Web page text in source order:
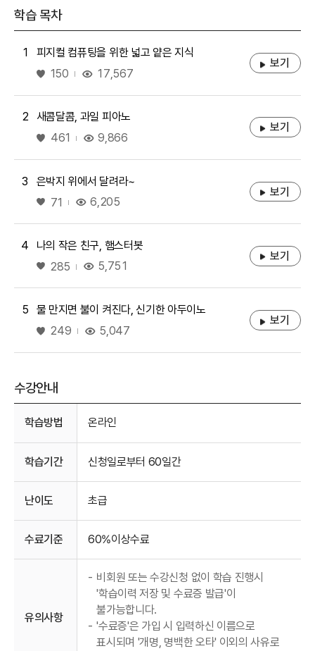
학습 목차
1
피지컬 컴퓨팅을 위한 넓고 얕은 지식
좋아요
150 17,567
보기
2
새콤달콤, 과일 피아노
좋아요
461 9,866
보기
3
은박지 위에서 달려라~
좋아요
71 6,205
보기
4
나의 작은 친구, 햄스터봇
좋아요
285 5,751
보기
5
물 만지면 불이 켜진다, 신기한 아두이노
좋아요
249 5,047
보기
수강안내
학습방법 온라인
학습기간 신청일로부터 60일간
난이도 초급
수료기준 60%이상수료
유의사항
- 비회원 또는 수강신청 없이 학습 진행시
'학습이력 저장 및 수료증 발급'이
불가능합니다.
- '수료증'은 가입 시 입력하신 이름으로
표시되며 '개명, 명백한 오타' 이외의 사유로